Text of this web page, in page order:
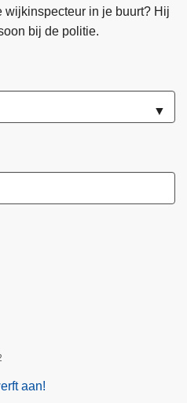
wijkinspecteur in je buurt? Hij
bij de politie.
▼
aan!